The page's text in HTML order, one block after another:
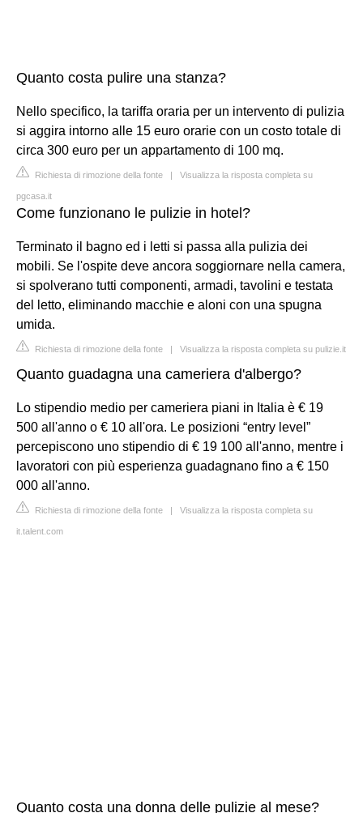
Quanto costa pulire una stanza?
Nello specifico, la tariffa oraria per un intervento di pulizia
si aggira intorno alle 15 euro orarie con un costo totale di
circa 300 euro per un appartamento di 100 mq.
Richiesta di rimozione della fonte | Visualizza la risposta completa su
pgcasa.it
Come funzionano le pulizie in hotel?
Terminato il bagno ed i letti si passa alla pulizia dei
mobili. Se l'ospite deve ancora soggiornare nella camera,
si spolverano tutti componenti, armadi, tavolini e testata
del letto, eliminando macchie e aloni con una spugna
umida.
Richiesta di rimozione della fonte | Visualizza la risposta completa su pulizie.it
Quanto guadagna una cameriera d'albergo?
Lo stipendio medio per cameriera piani in Italia è € 19
500 all'anno o € 10 all'ora. Le posizioni “entry level”
percepiscono uno stipendio di € 19 100 all'anno, mentre i
lavoratori con più esperienza guadagnano fino a € 150
000 all'anno.
Richiesta di rimozione della fonte | Visualizza la risposta completa su
it.talent.com
Quanto costa una donna delle pulizie al mese?